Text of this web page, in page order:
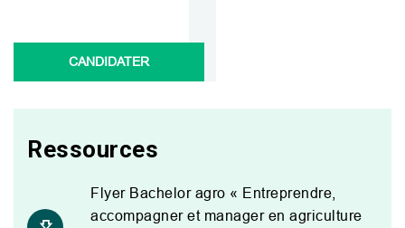
CANDIDATER
Ressources
Flyer Bachelor agro « Entreprendre,
accompagner et manager en agriculture